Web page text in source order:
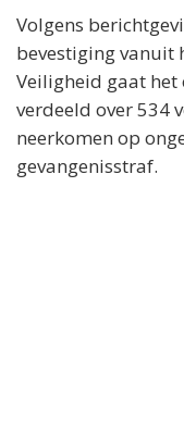
Volgens
bevestiging vanuit
Veiligheid gaat het
verdeeld over 534
neerkomen op
gevangenisstraf.